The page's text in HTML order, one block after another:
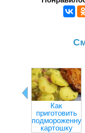
Как
приготовить
подмороженную
картошку